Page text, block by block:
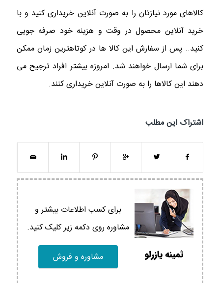
کالاهای مورد نیازتان را به صورت آنلاین خریداری کنید و با
خرید آنلاین محصول در وقت و هزینه خود صرفه جویی
کنید.. پس از سفارش این کالا ها در کوتاهترین زمان ممکن
برای شما ارسال خواهند شد. امروزه بیشتر افراد ترجیح می
دهند این کالاها را به صورت آنلاین خریداری کنند.
اشتراک این مطلب
برای کسب اطلاعات بیشتر و
مشاوره روی دکمه زیر کلیک کنید.
مشاوره و فروش